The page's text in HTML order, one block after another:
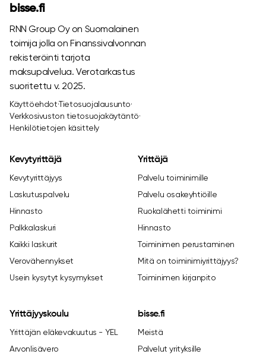
bisse.fi
RNN Group Oy on Suomalainen
toimija jolla on Finanssivalvonnan
rekisteröinti tarjota
maksupalvelua. Verotarkastus
suoritettu v. 2025.
Käyttöehdot·Tietosuojalausunto·
Verkkosivuston tietosuojakäytäntö·
Henkilötietojen käsittely
Kevytyrittäjä
Kevytyrittäjyys
Laskutuspalvelu
Hinnasto
Palkkalaskuri
Kaikki laskurit
Verovähennykset
Usein kysytyt kysymykset
Yrittäjä
Palvelu toiminimille
Palvelu osakeyhtiöille
Ruokalähetti toiminimi
Hinnasto
Toiminimen perustaminen
Mitä on toiminimiyrittäjyys?
Toiminimen kirjanpito
Yrittäjyyskoulu
Yrittäjän eläkevakuutus - YEL
Arvonlisävero
bisse.fi
Meistä
Palvelut yrityksille